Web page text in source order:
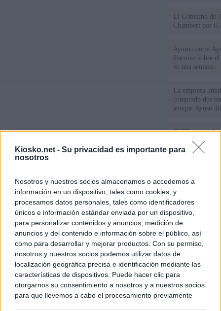
Kiosko.net - Su privacidad es importante para
nosotros
Nosotros y nuestros socios almacenamos o accedemos a
información en un dispositivo, tales como cookies, y
procesamos datos personales, tales como identificadores
únicos e información estándar enviada por un dispositivo,
para personalizar contenidos y anuncios, medición de
anuncios y del contenido e información sobre el público, así
como para desarrollar y mejorar productos. Con su permiso,
nosotros y nuestros socios podemos utilizar datos de
localización geográfica precisa e identificación mediante las
características de dispositivos. Puede hacer clic para
otorgarnos su consentimiento a nosotros y a nuestros socios
para que llevemos a cabo el procesamiento previamente
El Gobierno de
Chamberí por
Ayuso contra
discurso sobre
en una semana
La empresa
comprado dos
aunque Ayuso
El PP se enreda
ahora que
comunidades en
vías para que
menores
© Kiosko.net Aviso Legal Privacidad y Cookies